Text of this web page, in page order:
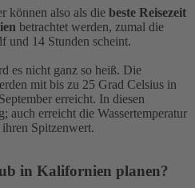
können also als die beste Reisezeit
betrachtet werden, zumal die
und 14 Stunden scheint.
es nicht ganz so heiß. Die
mit bis zu 25 Grad Celsius in
erreicht. In diesen
auch erreicht die Wassertemperatur
Spitzenwert.
in Kalifornien planen?